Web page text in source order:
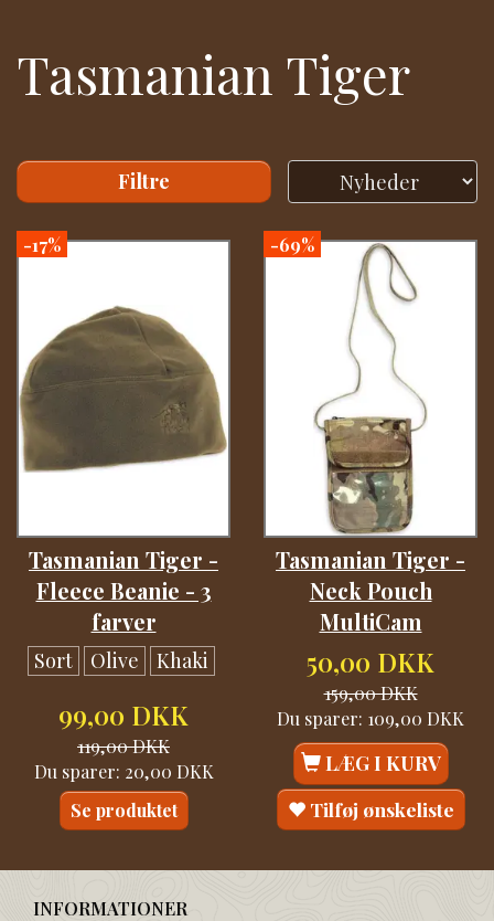
Tasmanian Tiger
Filtre
-17%
Tasmanian Tiger -
Fleece Beanie - 3
farver
Sort Olive Khaki
99,00 DKK
119,00 DKK
Du sparer: 20,00 DKK
Se produktet
-69%
Tasmanian Tiger -
Neck Pouch
MultiCam
50,00 DKK
159,00 DKK
Du sparer: 109,00 DKK
LÆG I KURV
Tilføj ønskeliste
INFORMATIONER